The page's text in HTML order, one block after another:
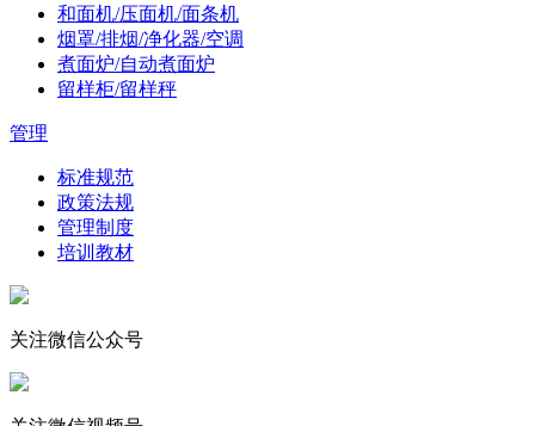
和面机/压面机/面条机
烟罩/排烟/净化器/空调
煮面炉/自动煮面炉
留样柜/留样秤
管理
标准规范
政策法规
管理制度
培训教材
关注微信公众号